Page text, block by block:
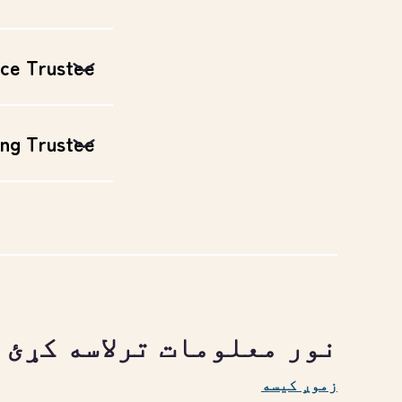
Trustee
Trustee
نور معلومات ترلاسه کړئ
زموږ کیسه